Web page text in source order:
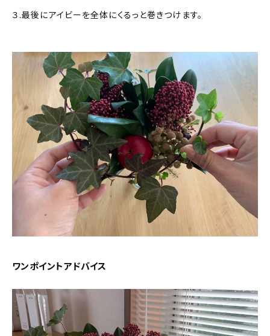
３.最後にアイビーを全体にくるっと巻きつけます。
ワンポイントアドバイス